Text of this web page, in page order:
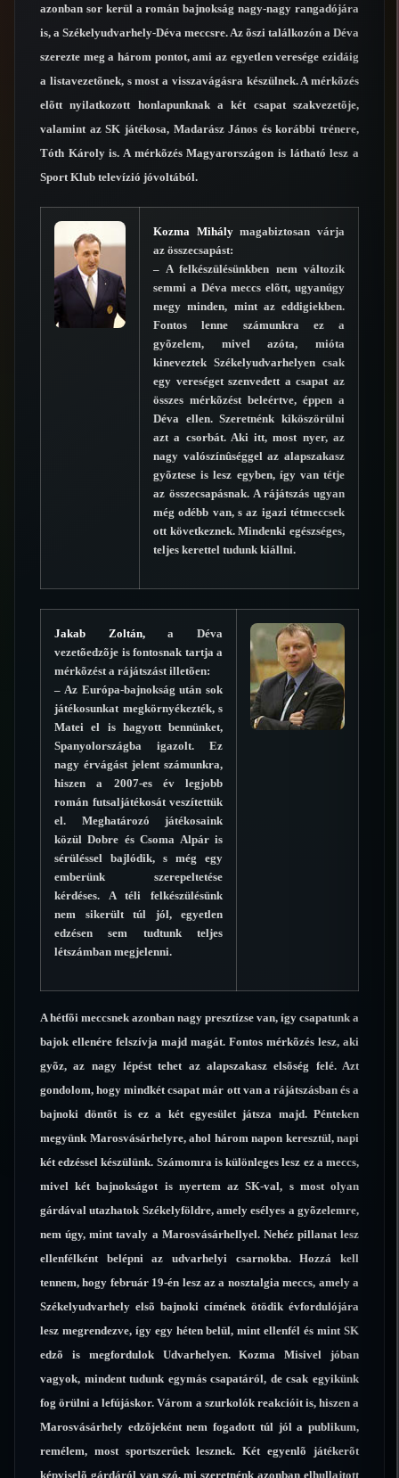
azonban sor kerül a román bajnokság nagy-nagy rangadójára
is, a Székelyudvarhely-Déva meccsre. Az õszi találkozón a Déva
szerezte meg a három pontot, ami az egyetlen veresége ezidáig
a listavezetõnek, s most a visszavágásra készülnek. A mérkõzés
elõtt nyilatkozott honlapunknak a két csapat szakvezetõje,
valamint az SK játékosa, Madarász János és korábbi trénere,
Tóth Károly is. A mérkõzés Magyarországon is látható lesz a
Sport Klub televízió jóvoltából.
Kozma Mihálymagabiztosan várja
az összecsapást:
– A felkészülésünkben nem változik
semmi a Déva meccs elõtt, ugyanúgy
megy minden, mint az eddigiekben.
Fontos lenne számunkra ez a
gyõzelem, mivel azóta, mióta
kineveztek Székelyudvarhelyen csak
egy vereséget szenvedett a csapat az
összes mérkõzést beleértve, éppen a
Déva ellen. Szeretnénk kiköszörülni
azt a csorbát. Aki itt, most nyer, az
nagy valószínûséggel az alapszakasz
gyõztese is lesz egyben, így van tétje
az összecsapásnak. A rájátszás ugyan
még odébb van, s az igazi tétmeccsek
ott következnek. Mindenki egészséges,
teljes kerettel tudunk kiállni.
Jakab Zoltán,a Déva
vezetõedzõje is fontosnak tartja a
mérkõzést a rájátszást illetõen:
– Az Európa-bajnokság után sok
játékosunkat megkörnyékezték, s
Matei el is hagyott bennünket,
Spanyolországba igazolt. Ez
nagy érvágást jelent számunkra,
hiszen a 2007-es év legjobb
román futsaljátékosát veszítettük
el. Meghatározó játékosaink
közül Dobre és Csoma Alpár is
sérüléssel bajlódik, s még egy
emberünk szerepeltetése
kérdéses. A téli felkészülésünk
nem sikerült túl jól, egyetlen
edzésen sem tudtunk teljes
létszámban megjelenni.
A hétfõi meccsnek azonban nagy presztízse van, így csapatunk a
bajok ellenére felszívja majd magát. Fontos mérkõzés lesz, aki
gyõz, az nagy lépést tehet az alapszakasz elsõség felé. Azt
gondolom, hogy mindkét csapat már ott van a rájátszásban és a
bajnoki döntõt is ez a két egyesület játsza majd. Pénteken
megyünk Marosvásárhelyre, ahol három napon keresztül, napi
két edzéssel készülünk. Számomra is különleges lesz ez a meccs,
mivel két bajnokságot is nyertem az SK-val, s most olyan
gárdával utazhatok Székelyföldre, amely esélyes a gyõzelemre,
nem úgy, mint tavaly a Marosvásárhellyel. Nehéz pillanat lesz
ellenfélként belépni az udvarhelyi csarnokba. Hozzá kell
tennem, hogy február 19-én lesz az a nosztalgia meccs, amely a
Székelyudvarhely elsõ bajnoki címének ötödik évfordulójára
lesz megrendezve, így egy héten belül, mint ellenfél és mint SK
edzõ is megfordulok Udvarhelyen. Kozma Misivel jóban
vagyok, mindent tudunk egymás csapatáról, de csak egyikünk
fog örülni a lefújáskor. Várom a szurkolók reakcióit is, hiszen a
Marosvásárhely edzõjeként nem fogadott túl jól a publikum,
remélem, most sportszerûek lesznek. Két egyenlõ játékerõt
képviselõ gárdáról van szó, mi szeretnénk azonban elhullajtott